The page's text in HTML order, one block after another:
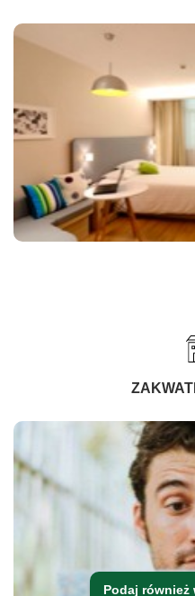
Podaj również